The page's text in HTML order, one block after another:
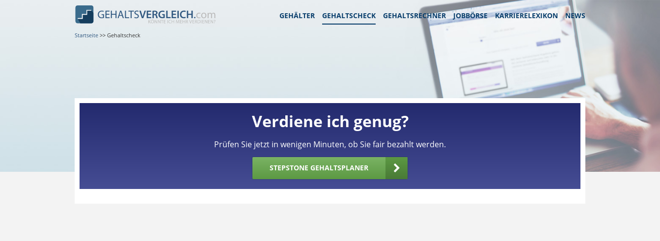
GEHÄLTER GEHALTSCHECK GEHALTSRECHNER JOBBÖRSE KARRIERELEXIKON NEWS
Startseite >> Gehaltscheck
Verdiene ich genug?
Prüfen Sie jetzt in wenigen Minuten, ob Sie fair bezahlt werden.
STEPSTONE GEHALTSPLANER